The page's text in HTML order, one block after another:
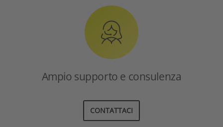
Ampio supporto e consulenza
CONTATTACI